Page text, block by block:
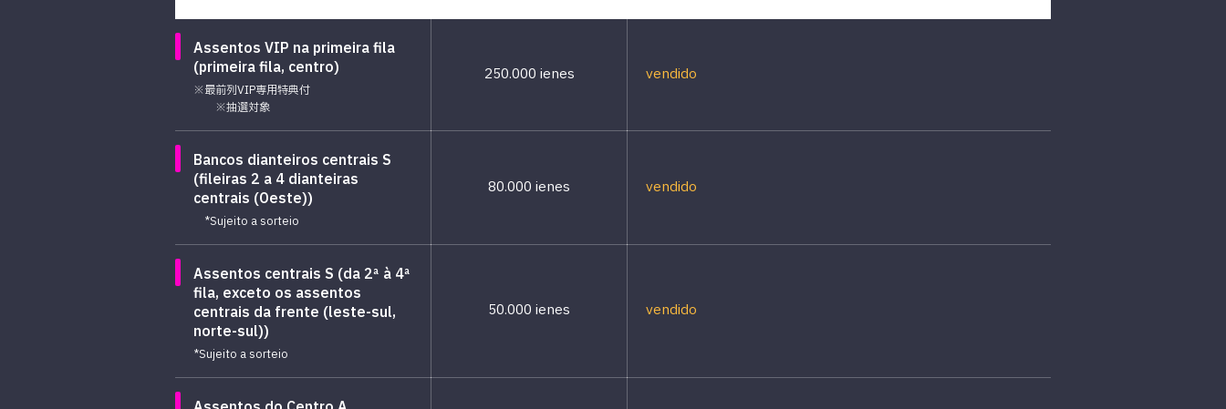
Assentos VIP na primeira fila
(primeira fila, centro)
※最前列VIP専用特典付
※抽選対象
250.000 ienes vendido
Bancos dianteiros centrais S
(fileiras 2 a 4 dianteiras
centrais (Oeste))
*Sujeito a sorteio
80.000 ienes vendido
Assentos centrais S (da 2ª à 4ª
fila, exceto os assentos
centrais da frente (leste-sul,
norte-sul))
*Sujeito a sorteio
50.000 ienes vendido